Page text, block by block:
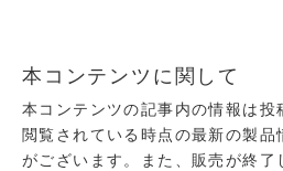
本コンテンツに関して
本コンテンツの記事内の情報は投
閲覧されている時点の最新の製品
がございます。また、販売が終了